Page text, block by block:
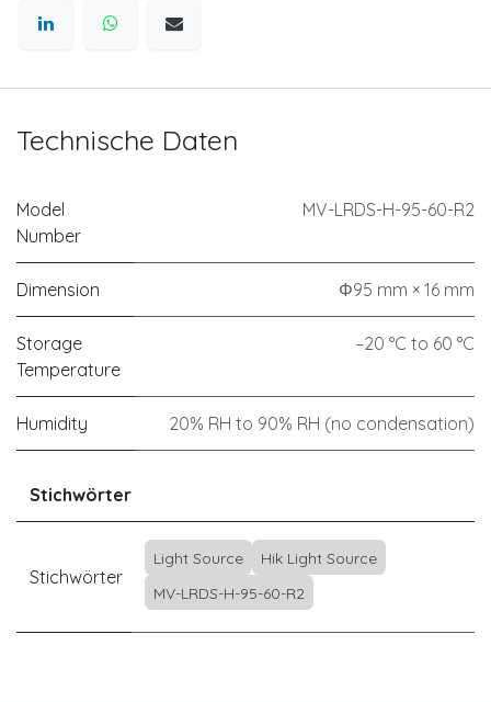
Technische Daten
Model
Number
MV-LRDS-H-95-60-R2
Dimension Φ95 mm × 16 mm
Storage
Temperature
–20 °C to 60 °C
Humidity 20% RH to 90% RH (no condensation)
Stichwörter
Stichwörter
Light Source
Hik Light Source
MV-LRDS-H-95-60-R2